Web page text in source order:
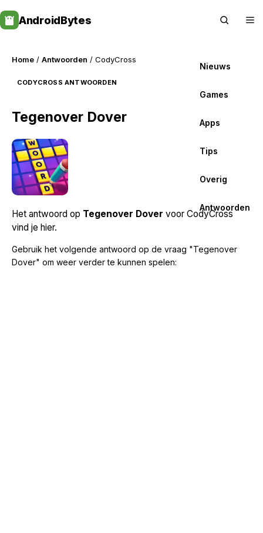
to
content
AndroidBytes
Nieuws
Games
Apps
Tips
Overig
Antwoorden
Home / Antwoorden / CodyCross
CODYCROSS ANTWOORDEN
Tegenover Dover
Het antwoord op Tegenover Dover voor CodyCross
vind je hier.
Gebruik het volgende antwoord op de vraag "Tegenover
Dover" om weer verder te kunnen spelen: